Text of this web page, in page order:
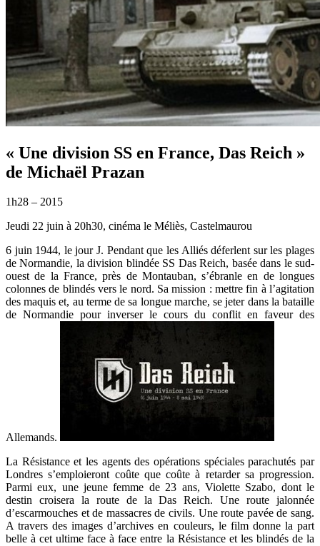
« Une division SS en France, Das Reich »
de Michaël Prazan
1h28 – 2015
Jeudi 22 juin à 20h30, cinéma le Méliès, Castelmaurou
6 juin 1944, le jour J. Pendant que les Alliés déferlent sur les plages
de Normandie, la division blindée SS Das Reich, basée dans le sud-
ouest de la France, près de Montauban, s’ébranle en de longues
colonnes de blindés vers le nord. Sa mission : mettre fin à l’agitation
des maquis et, au terme de sa longue marche, se jeter dans la bataille
de Normandie pour inverser le cours du conflit en faveur des
Allemands.
La Résistance et les agents des opérations spéciales parachutés par
Londres s’emploieront coûte que coûte à retarder sa progression.
Parmi eux, une jeune femme de 23 ans, Violette Szabo, dont le
destin croisera la route de la Das Reich. Une route jalonnée
d’escarmouches et de massacres de civils. Une route pavée de sang.
A travers des images d’archives en couleurs, le film donne la part
belle à cet ultime face à face entre la Résistance et les blindés de la